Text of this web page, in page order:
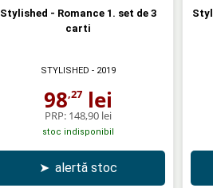
Stylished - Romance 1. set de 3
carti
STYLISHED - 2019
98,27 lei
PRP: 148,90 lei
stoc indisponibil
➤ alertă stoc